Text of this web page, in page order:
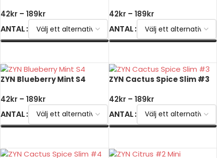
42kr – 189kr
ANTAL
42kr – 189kr
ANTAL
ZYN Blueberry Mint S4
42kr – 189kr
ANTAL
ZYN Cactus Spice Slim #3
42kr – 189kr
ANTAL